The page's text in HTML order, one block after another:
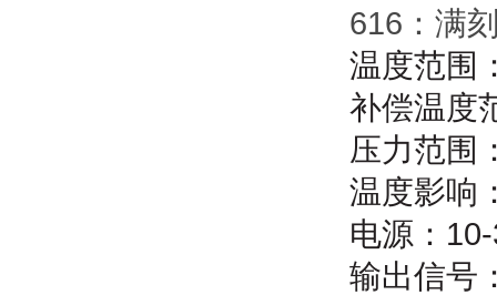
616： 满
温度范围
补偿温度
压力范围
温度影响
电源：
输出信号